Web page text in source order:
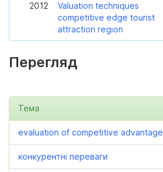
2012
Valuation techniques
competitive edge tourist
attraction region
Перегляд
Тема
evaluation of competitive advantage
конкурентні переваги